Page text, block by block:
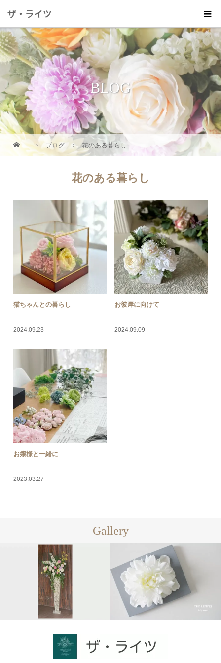
ザ・ライツ
BLOG
ブログ 花のある暮らし
花のある暮らし
猫ちゃんとの暮らし
2024.09.23
お彼岸に向けて
2024.09.09
お嬢様と一緒に
2023.03.27
Gallery